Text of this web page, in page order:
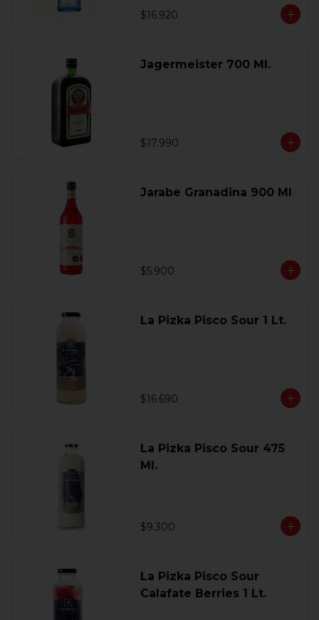
$16.920
Jagermeister 700 Ml.
$17.990
Jarabe Granadina 900 Ml
$5.900
La Pizka Pisco Sour 1 Lt.
$16.690
La Pizka Pisco Sour 475
Ml.
$9.300
La Pizka Pisco Sour
Calafate Berries 1 Lt.